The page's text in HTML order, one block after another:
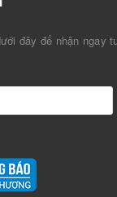
đây để nhận ngay